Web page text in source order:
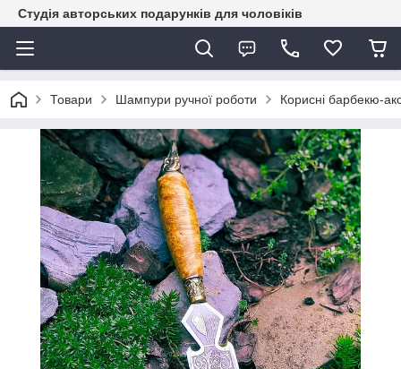
Студія авторських подарунків для чоловіків
Товари Шампури ручної роботи Корисні барбекю-